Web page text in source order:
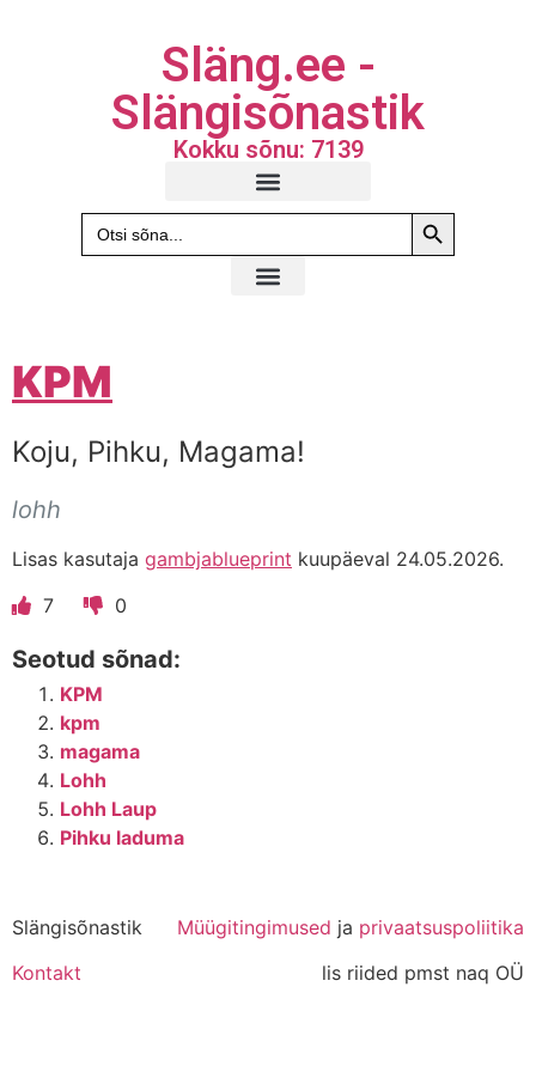
Släng.ee -
Slängisõnastik
Kokku sõnu: 7139
Search
for:
Search
KPM
Koju, Pihku, Magama!
lohh
Lisas kasutaja gambjablueprint kuupäeval 24.05.2026.
7
0
Seotud sõnad:
KPM
kpm
magama
Lohh
Lohh Laup
Pihku laduma
Slängisõnastik Müügitingimused ja privaatsuspoliitika
Kontakt
lis riided pmst naq OÜ